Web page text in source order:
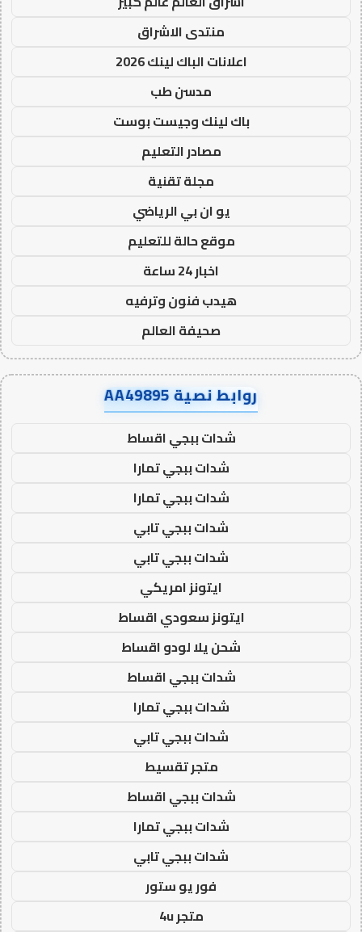
منتدى الاشراق
اعلانات الباك لينك 2026
مدسن طب
باك لينك وجيست بوست
مصادر التعليم
مجلة تقنية
يو ان بي الرياضي
موقع حالة للتعليم
اخبار 24 ساعة
هيدب فنون وترفيه
صحيفة العالم
روابط نصية AA49895
شدات ببجي اقساط
شدات ببجي تمارا
شدات ببجي تمارا
شدات ببجي تابي
شدات ببجي تابي
ايتونز امريكي
ايتونز سعودي اقساط
شحن يلا لودو اقساط
شدات ببجي اقساط
شدات ببجي تمارا
شدات ببجي تابي
متجر تقسيط
شدات ببجي اقساط
شدات ببجي تمارا
شدات ببجي تابي
فور يو ستور
متجر 4u